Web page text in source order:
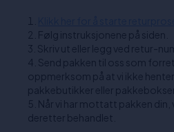
Følg instruksjonene på siden.
Skriv ut eller legg ved retur-
Send pakken til oss som
oppmerksom på at vi ikke
pakkebutikker eller pakkebokser.
Når vi har mottatt pakken din,
deretter behandlet.